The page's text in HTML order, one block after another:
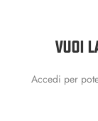
VUOI
Accedi per